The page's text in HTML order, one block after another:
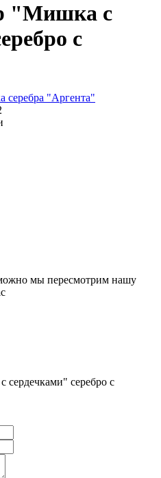
"Мишка с
с
серебра "Аргента"
мы пересмотрим нашу
серебро с